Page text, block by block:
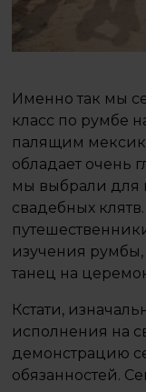
Именно так мы
класс по румбе
палящим
обладает очень
мы выбрали для
свадебных
изучения
танец на
Кстати,
исполнения на
демонстрацию
обязанностей.